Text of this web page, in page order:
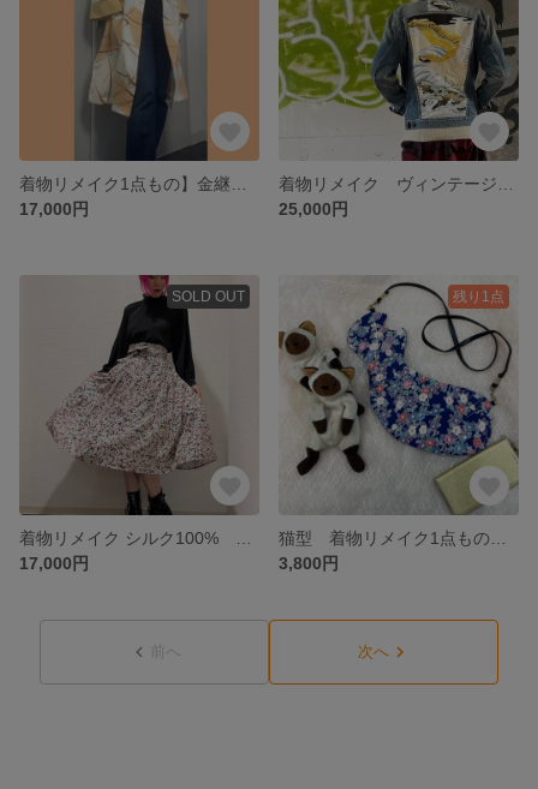
17,000円
25,000円
SOLD OUT
17,000円
残り1点
3,800円
前へ 次へ